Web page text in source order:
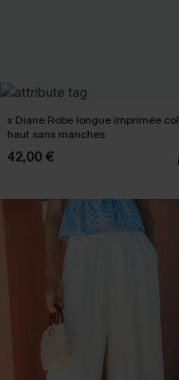
x Diane Robe longue imprimée col
haut sans manches
42,00 €